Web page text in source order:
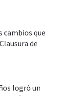
cambios que
de
logró un